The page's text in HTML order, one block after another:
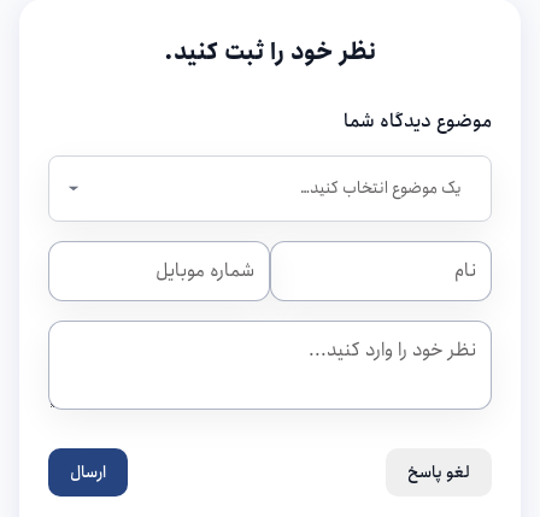
نظر خود را ثبت کنید.
موضوع دیدگاه شما
لغو پاسخ ارسال